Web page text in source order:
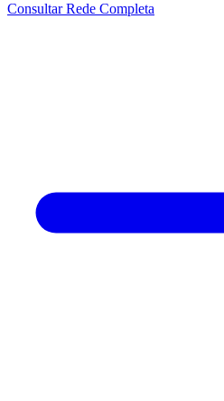
Consultar Rede Completa